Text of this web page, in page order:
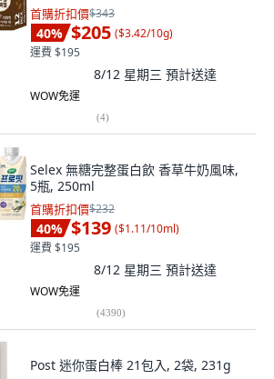
首購折扣價$343
40% $205 ($3.42/10g)
運費 $195
8/12 星期三 預計送達
WOW免運
(4)
Selex 無糖完整蛋白飲 香草牛奶風味,
5瓶, 250ml
首購折扣價$232
40% $139 ($1.11/10ml)
運費 $195
8/12 星期三 預計送達
WOW免運
(4390)
Post 迷你蛋白棒 21包入, 2袋, 231g